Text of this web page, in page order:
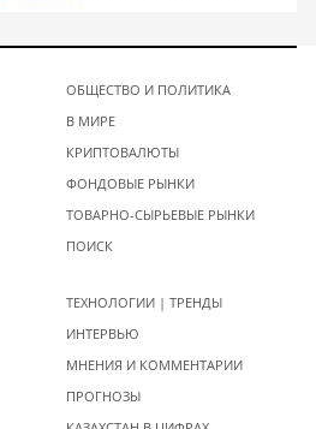
ОБЩЕСТВО И ПОЛИТИКА
В МИРЕ
КРИПТОВАЛЮТЫ
ФОНДОВЫЕ РЫНКИ
ТОВАРНО-СЫРЬЕВЫЕ РЫНКИ
ПОИСК
ТЕХНОЛОГИИ | ТРЕНДЫ
ИНТЕРВЬЮ
МНЕНИЯ И КОММЕНТАРИИ
ПРОГНОЗЫ